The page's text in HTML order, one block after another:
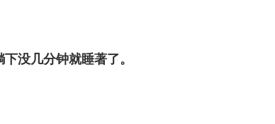
没几分钟就睡著了。